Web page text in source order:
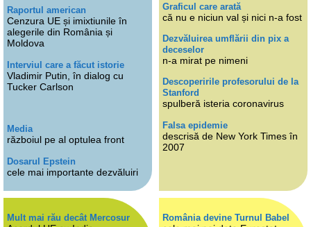
Raportul american
Cenzura UE și imixtiunile în
alegerile din România și
Moldova
Interviul care a făcut istorie
Vladimir Putin, în dialog cu
Tucker Carlson
Media
războiul pe al optulea front
Dosarul Epstein
cele mai importante dezvăluiri
Graficul care arată
că nu e niciun val și nici n-a fost
Dezvăluirea umflării din pix a
deceselor
n-a mirat pe nimeni
Descoperirile profesorului de la
Stanford
spulberă isteria coronavirus
Falsa epidemie
descrisă de New York Times în
2007
Mult mai rău decât Mercosur România devine Turnul Babel